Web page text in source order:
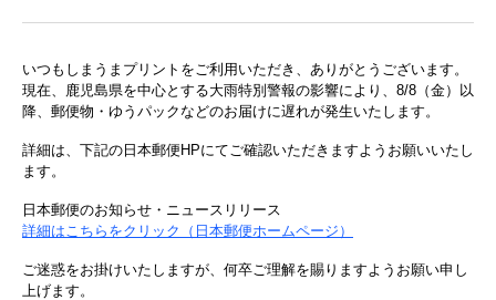
いつもしまうまプリントをご利用いただき、ありがとうございます。
現在、鹿児島県を中心とする大雨特別警報の影響により、8/8（金）以
降、郵便物・ゆうパックなどのお届けに遅れが発生いたします。
詳細は、下記の日本郵便HPにてご確認いただきますようお願いいたし
ます。
日本郵便のお知らせ・ニュースリリース
詳細はこちらをクリック（日本郵便ホームページ）
ご迷惑をお掛けいたしますが、何卒ご理解を賜りますようお願い申し
上げます。